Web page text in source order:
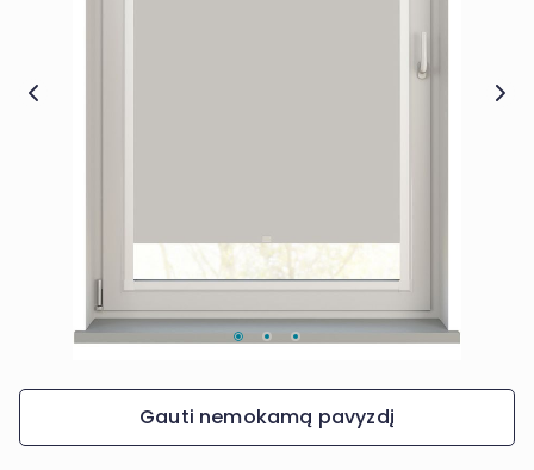
Gauti nemokamą pavyzdį